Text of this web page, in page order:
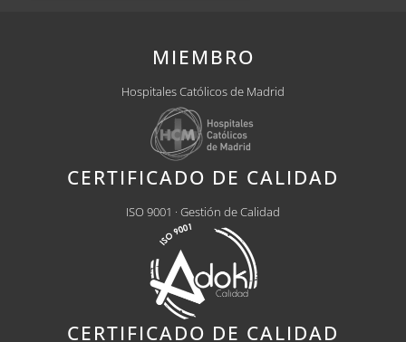
MIEMBRO
Hospitales Católicos de Madrid
CERTIFICADO DE CALIDAD
ISO 9001 · Gestión de Calidad
CERTIFICADO DE CALIDAD